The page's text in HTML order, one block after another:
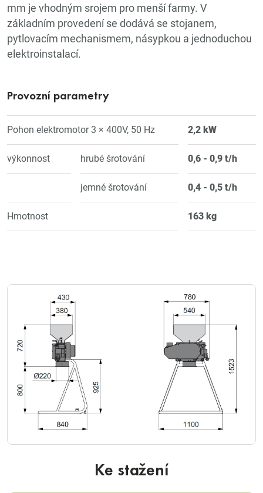
mm je vhodným srojem pro menší farmy. V
základním provedení se dodává se stojanem,
pytlovacím mechanismem, násypkou a jednoduchou
elektroinstalací.
Provozní parametry
Pohon elektromotor 3 × 400V, 50 Hz 2,2 kW
výkonnost hrubé šrotování 0,6 - 0,9 t/h
jemné šrotování 0,4 - 0,5 t/h
Hmotnost 163 kg
Ke stažení